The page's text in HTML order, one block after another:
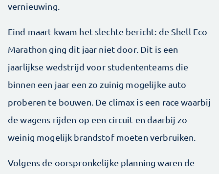
vernieuwing.
Eind maart kwam het slechte bericht: de Shell Eco
Marathon ging dit jaar niet door. Dit is een
jaarlijkse wedstrijd voor studententeams die
binnen een jaar een zo zuinig mogelijke auto
proberen te bouwen. De climax is een race waarbij
de wagens rijden op een circuit en daarbij zo
weinig mogelijk brandstof moeten verbruiken.
Volgens de oorspronkelijke planning waren de